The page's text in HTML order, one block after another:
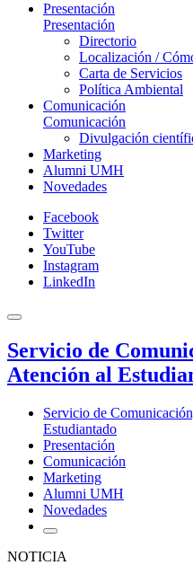
Presentación
Presentación
Directorio
Localización /
Carta de Servicios
Política Ambiental
Comunicación
Comunicación
Divulgación
Marketing
Alumni UMH
Novedades
Facebook
Twitter
YouTube
Instagram
LinkedIn
Servicio de
Atención al
Servicio de
Estudiantado
Presentación
Comunicación
Marketing
Alumni UMH
Novedades
NOTICIA